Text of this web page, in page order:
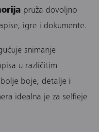
pruža dovoljno
igre i dokumente.
snimanje
u različitim
boje, detalje i
idealna je za selfieje